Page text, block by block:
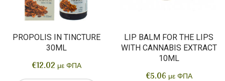
PROPOLIS IN TINCTURE
30ML
€12.02 με ΦΠΑ
LIP BALM FOR THE LIPS
WITH CANNABIS EXTRACT
10ML
€5.06 με ΦΠΑ